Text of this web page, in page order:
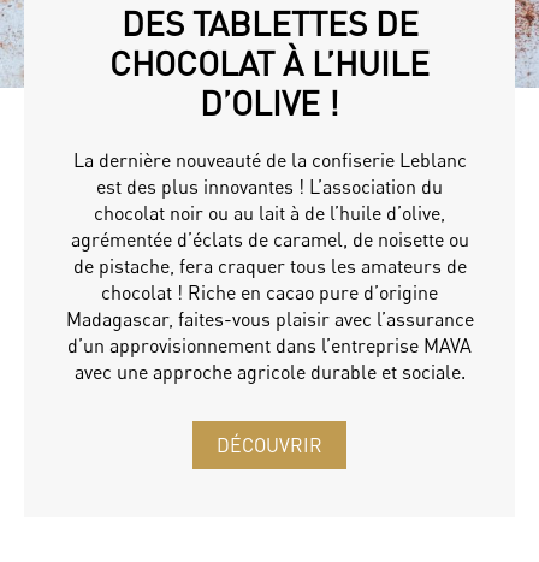
DES TABLETTES DE
CHOCOLAT À L’HUILE
D’OLIVE !
La dernière nouveauté de la confiserie Leblanc
est des plus innovantes ! L’association du
chocolat noir ou au lait à de l’huile d’olive,
agrémentée d’éclats de caramel, de noisette ou
de pistache, fera craquer tous les amateurs de
chocolat ! Riche en cacao pure d’origine
Madagascar, faites-vous plaisir avec l’assurance
d’un approvisionnement dans l’entreprise MAVA
avec une approche agricole durable et sociale.
DÉCOUVRIR